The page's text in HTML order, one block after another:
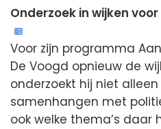
Onderzoek in wijken voor
Voor zijn programma
De Voogd opnieuw de
onderzoekt hij niet
samenhangen met
ook welke thema’s daar